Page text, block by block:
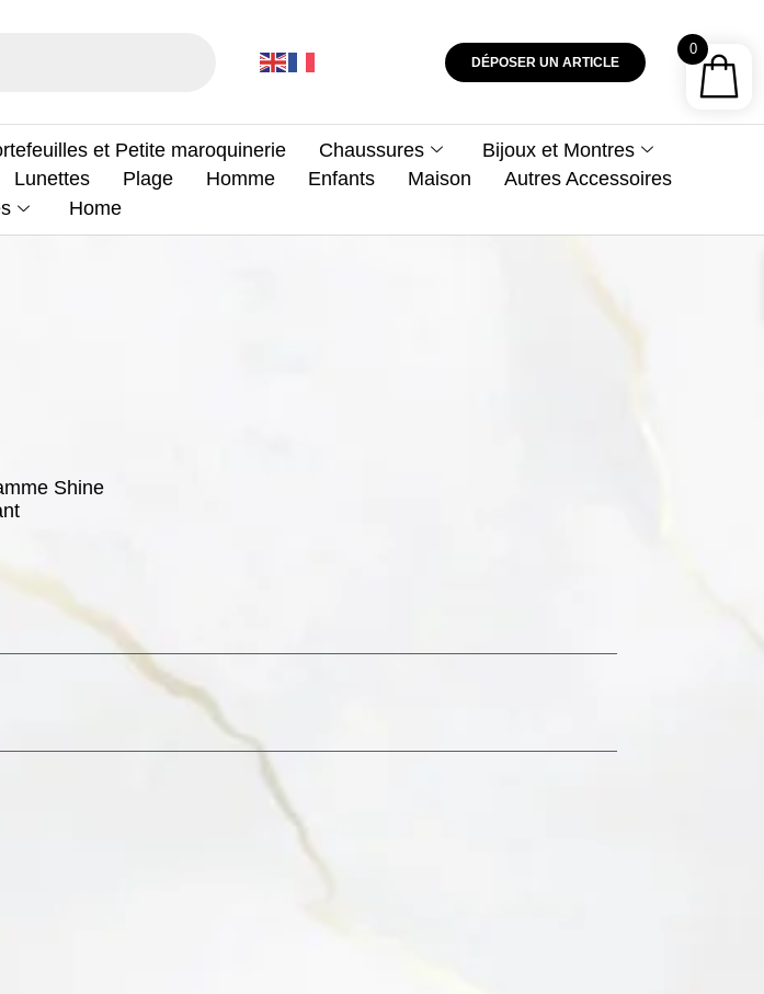
DÉPOSER UN ARTICLE
et Petite maroquinerie Chaussures
Bijoux et Montres
Lunettes Plage Homme Enfants Maison
Autres Accessoires
Home
Shine
0